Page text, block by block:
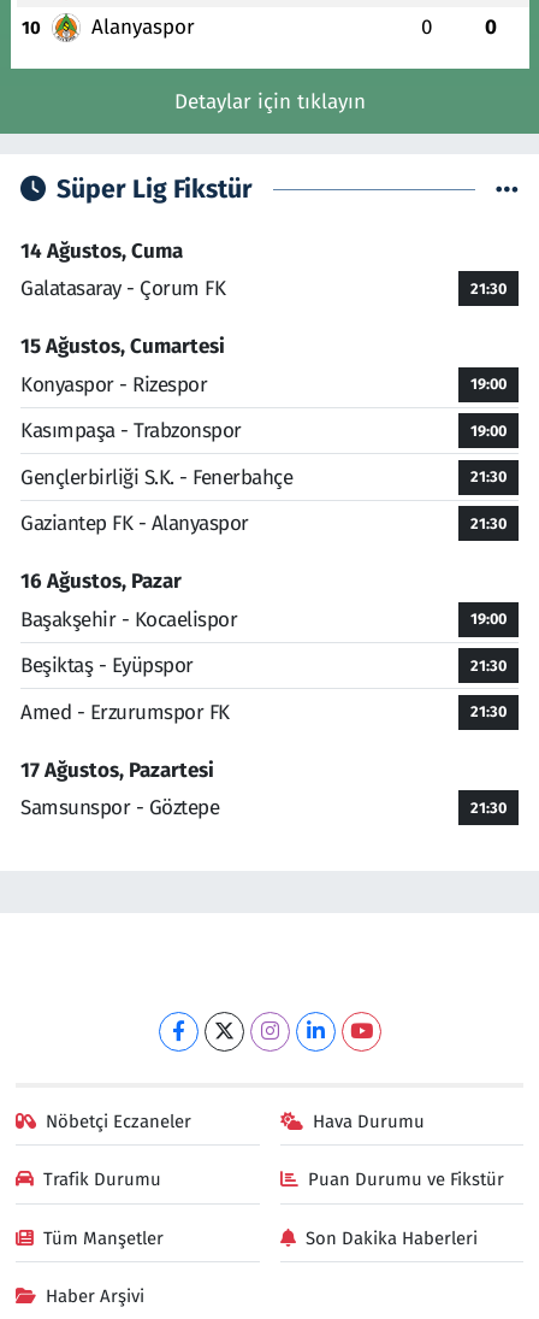
10 Alanyaspor 0 0
Detaylar için tıklayın
Süper Lig Fikstür
14 Ağustos, Cuma
Galatasaray - Çorum FK
21:30
15 Ağustos, Cumartesi
Konyaspor - Rizespor
19:00
Kasımpaşa - Trabzonspor 19:00
Gençlerbirliği S.K. - Fenerbahçe 21:30
Gaziantep FK - Alanyaspor 21:30
16 Ağustos, Pazar
Başakşehir - Kocaelispor
19:00
Beşiktaş - Eyüpspor 21:30
Amed - Erzurumspor FK 21:30
17 Ağustos, Pazartesi
Samsunspor - Göztepe
21:30
Nöbetçi Eczaneler Hava Durumu
Trafik Durumu Puan Durumu ve Fikstür
Tüm Manşetler Son Dakika Haberleri
Haber Arşivi